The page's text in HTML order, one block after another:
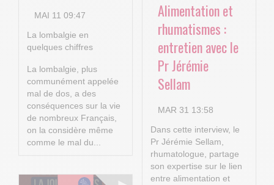
MAI 11 09:47
La lombalgie en
quelques chiffres
La lombalgie, plus
communément appelée
mal de dos, a des
conséquences sur la vie
de nombreux Français,
on la considère même
comme le mal du...
Alimentation et
rhumatismes :
entretien avec le
Pr Jérémie
Sellam
MAR 31 13:58
Dans cette interview, le
Pr Jérémie Sellam,
rhumatologue, partage
son expertise sur le lien
entre alimentation et